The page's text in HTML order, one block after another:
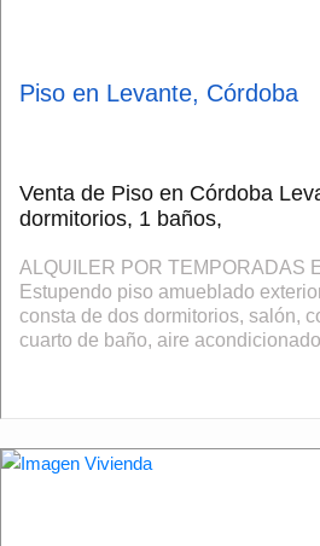
Piso en Levante, Córdoba
Venta de Piso en Córdoba
dormitorios, 1 baños,
ALQUILER POR TEMPORADAS
Estupendo piso amueblado
consta de dos dormitorios, salón,
cuarto de baño, aire